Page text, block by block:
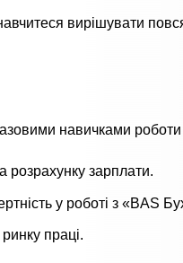
вирішувати
навичками роботи
розрахунку зарплати.
у роботі з «BAS
праці.